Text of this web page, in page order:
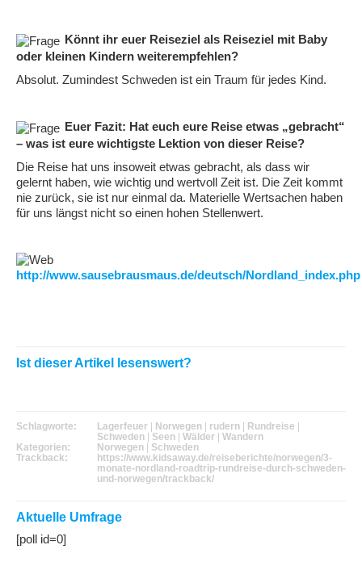
Könnt ihr euer Reiseziel als Reiseziel mit Baby
oder kleinen Kindern weiterempfehlen?
Absolut. Zumindest Schweden ist ein Traum für jedes Kind.
Euer Fazit: Hat euch eure Reise etwas „gebracht“
– was ist eure wichtigste Lektion von dieser Reise?
Die Reise hat uns insoweit etwas gebracht, als dass wir
gelernt haben, wie wichtig und wertvoll Zeit ist. Die Zeit kommt
nie zurück, sie ist nur einmal da. Materielle Wertsachen haben
für uns längst nicht so einen hohen Stellenwert.
http://www.sausebrausmaus.de/deutsch/Nordland_index.php
Ist dieser Artikel lesenswert?
Schlagworte: Lagerfeuer | Norwegen | rudern | Rundreise |
Schweden | Seen | Wälder | Wandern
Kategorien:
Norwegen | Schweden
Trackback:
https://www.kidsaway.de/reiseberichte/norwegen/3-
monate-nordland-roadtrip-rundreise-durch-schweden-
und-norwegen/trackback/
Aktuelle Umfrage
[poll id=0]